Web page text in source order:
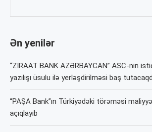
Ən yenilər
“ZİRAAT BANK AZƏRBAYCAN” ASC-nin
yazılışı üsulu ilə yerləşdirilməsi baş
“PAŞA Bank”ın Türkiyədəki törəməsi
açıqlayıb